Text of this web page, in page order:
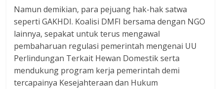
Namun demikian, para pejuang hak-hak satwa
seperti GAKHDI. Koalisi DMFI bersama dengan NGO
lainnya, sepakat untuk terus mengawal
pembaharuan regulasi pemerintah mengenai UU
Perlindungan Terkait Hewan Domestik serta
mendukung program kerja pemerintah demi
tercapainya Kesejahteraan dan Hukum